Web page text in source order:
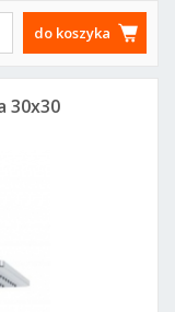
do koszyka
30x30